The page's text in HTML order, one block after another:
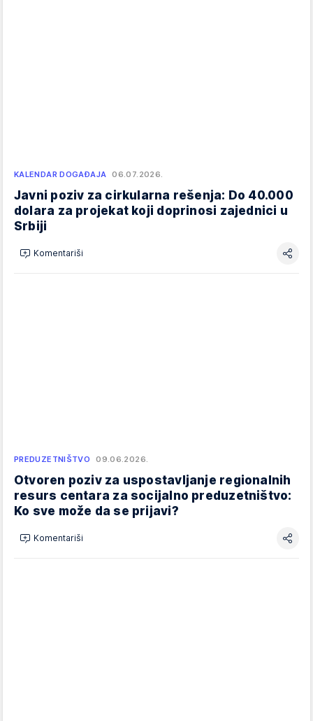
KALENDAR DOGAĐAJA 06.07.2026.
Javni poziv za cirkularna rešenja: Do 40.000
dolara za projekat koji doprinosi zajednici u
Srbiji
Komentariši
PREDUZETNIŠTVO 09.06.2026.
Otvoren poziv za uspostavljanje regionalnih
resurs centara za socijalno preduzetništvo:
Ko sve može da se prijavi?
Komentariši